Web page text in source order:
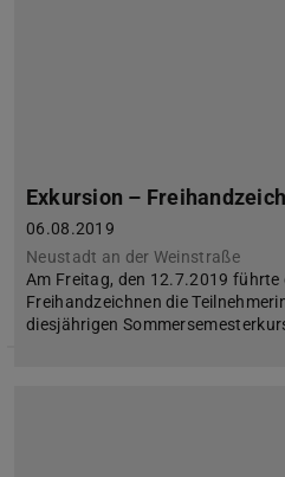
Exkursion –
06.08.2019
Neustadt an der Weinstraße
Am Freitag, den 12.7.2019 führte
Freihandzeichnen die
diesjährigen